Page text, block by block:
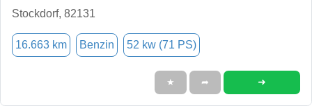
Stockdorf, 82131
16.663 km Benzin 52 kw (71 PS)
★ ➦ ➜